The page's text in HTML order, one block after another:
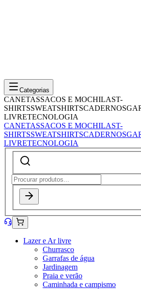
Categorias
CANETASSACOS E MOCHILAST-
SHIRTSSWEATSHIRTSCADERNOS
LIVRETECNOLOGIA
CANETASSACOS E MOCHILAST-
SHIRTSSWEATSHIRTSCADERNOS
LIVRETECNOLOGIA
Lazer e Ar livre
Churrasco
Garrafas de água
Jardinagem
Praia e verão
Caminhada e campismo